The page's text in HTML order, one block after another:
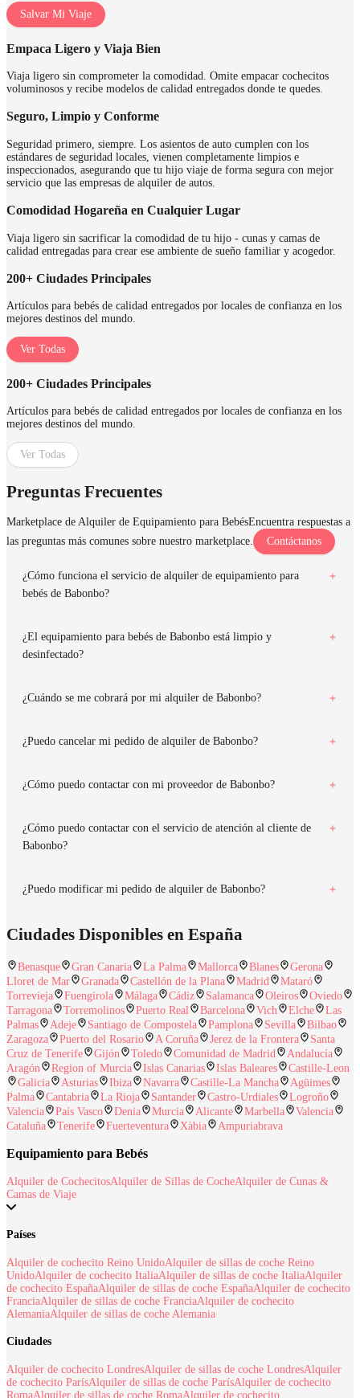
Salvar Mi Viaje
Empaca Ligero y Viaja Bien
Viaja ligero sin comprometer la comodidad. Omite empacar cochecitos
voluminosos y recibe modelos de calidad entregados donde te quedes.
Seguro, Limpio y Conforme
Seguridad primero, siempre. Los asientos de auto cumplen con los
estándares de seguridad locales, vienen completamente limpios e
inspeccionados, asegurando que tu hijo viaje de forma segura con mejor
servicio que las empresas de alquiler de autos.
Comodidad Hogareña en Cualquier Lugar
Viaja ligero sin sacrificar la comodidad de tu hijo - cunas y camas de
calidad entregadas para crear ese ambiente de sueño familiar y acogedor.
200+ Ciudades Principales
Artículos para bebés de calidad entregados por locales de confianza en los
mejores destinos del mundo.
Ver Todas
200+ Ciudades Principales
Artículos para bebés de calidad entregados por locales de confianza en los
mejores destinos del mundo.
Ver Todas
Preguntas Frecuentes
Marketplace de Alquiler de Equipamiento para BebésEncuentra respuestas a
las preguntas más comunes sobre nuestro marketplace.
Contáctanos
¿Cómo funciona el servicio de alquiler de equipamiento para
bebés de Babonbo?
¿El equipamiento para bebés de Babonbo está limpio y
desinfectado?
¿Cuándo se me cobrará por mi alquiler de Babonbo?
¿Puedo cancelar mi pedido de alquiler de Babonbo?
¿Cómo puedo contactar con mi proveedor de Babonbo?
¿Cómo puedo contactar con el servicio de atención al cliente de
Babonbo?
¿Puedo modificar mi pedido de alquiler de Babonbo?
Ciudades Disponibles en España
Benasque Gran Canaria La Palma Mallorca Blanes
Gerona
Lloret de Mar
Granada Castellón de la Plana Madrid
Mataró
Torrevieja
Fuengirola Málaga Cádiz Salamanca Oleiros
Oviedo
Tarragona
Torremolinos Puerto Real Barcelona Vich Elche
Las
Palmas
Adeje Santiago de Compostela Pamplona Sevilla
Bilbao
Zaragoza
Puerto del Rosario A Coruña Jerez de la Frontera
Santa
Cruz de Tenerife
Gijón Toledo Comunidad de Madrid
Andalucía
Aragón
Region of Murcia Islas Canarias Islas Baleares
Castille-Leon
Galicia
Asturias Ibiza Navarra Castille-La Mancha
Agüimes
Palma
Cantabria La Rioja Santander Castro-Urdiales
Logroño
Valencia
País Vasco Denia Murcia Alicante Marbella
Valencia
Cataluña
Tenerife Fuerteventura Xàbia Ampuriabrava
Equipamiento para Bebés
Alquiler de CochecitosAlquiler de Sillas de CocheAlquiler de Cunas &
Camas de Viaje
Países
Alquiler de cochecito Reino UnidoAlquiler de sillas de coche Reino
UnidoAlquiler de cochecito ItaliaAlquiler de sillas de coche ItaliaAlquiler
de cochecito EspañaAlquiler de sillas de coche EspañaAlquiler de cochecito
FranciaAlquiler de sillas de coche FranciaAlquiler de cochecito
AlemaniaAlquiler de sillas de coche Alemania
Ciudades
Alquiler de cochecito LondresAlquiler de sillas de coche LondresAlquiler
de cochecito ParísAlquiler de sillas de coche ParísAlquiler de cochecito
RomaAlquiler de sillas de coche RomaAlquiler de cochecito